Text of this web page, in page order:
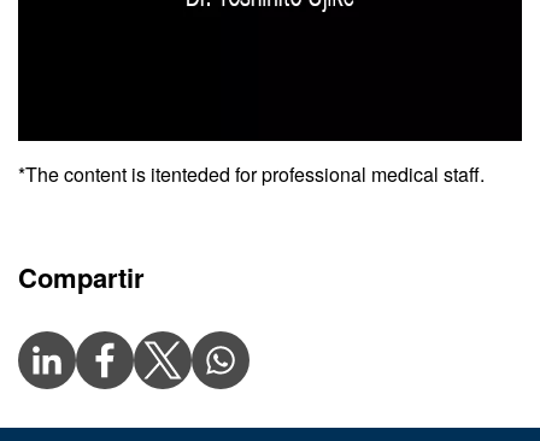
*The content is itenteded for professional medical staff.
Compartir